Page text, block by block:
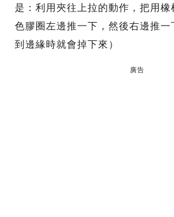
是：利用夾往上拉的動作，把用橡
色膠圈左邊推一下，然後右邊推一
到邊緣時就會掉下來）
廣告